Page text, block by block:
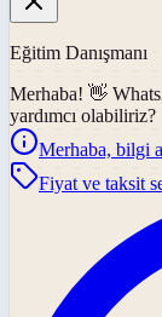
Eğitim Danışmanı
Merhaba! 👋
yardımcı olabiliriz?
Merhaba, bilgi
Fiyat ve taksit